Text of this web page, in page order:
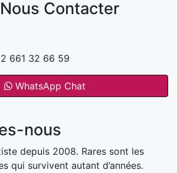
Contacter
661 32 66 59
WhatsApp Chat
nous
depuis 2008. Rares sont les
qui survivent autant d’années.